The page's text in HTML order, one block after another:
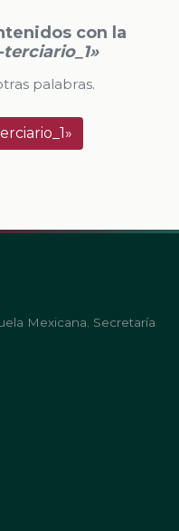
con la
palabras.
Mexicana. Secretaría